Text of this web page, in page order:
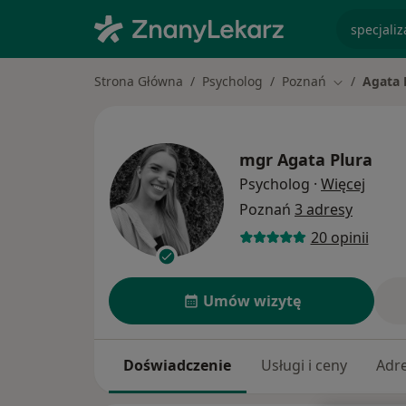
Strona Główna Psycholog Poznań ZmieńAgata
mgr Agata Plura
Psycholog · Więcej
Poznań 3 adresy
20 opinii
Umów wizytę
Doświadczenie Usługi i ceny